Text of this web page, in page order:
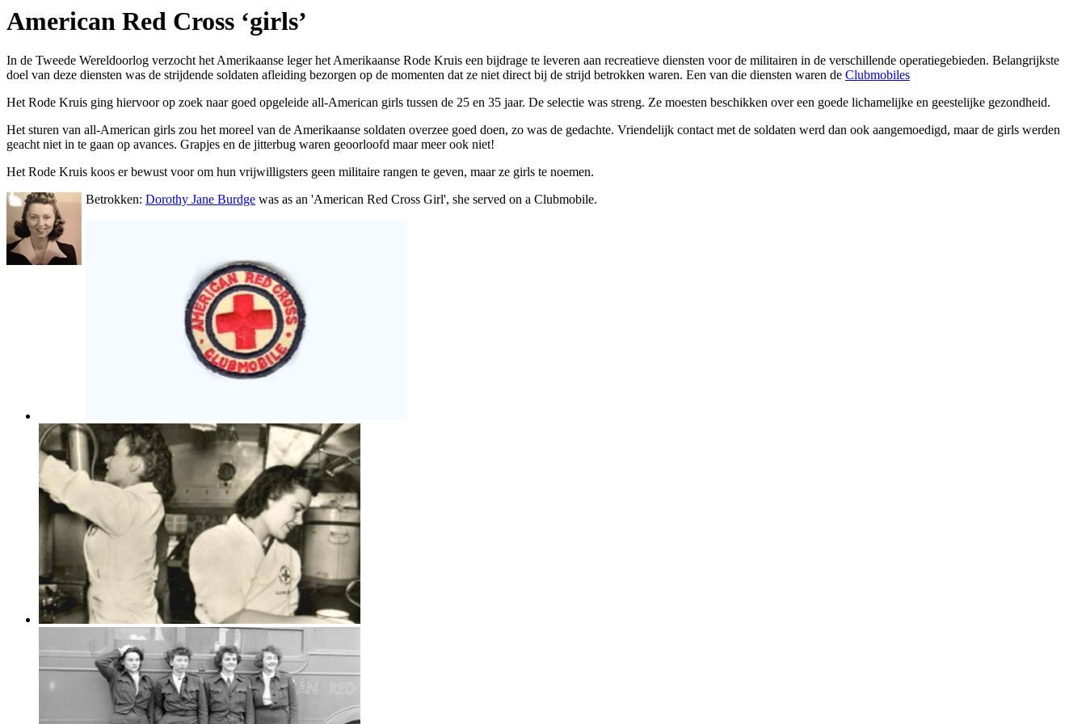
American Red Cross ‘girls’
In de Tweede Wereldoorlog verzocht het Amerikaanse leger het Amerikaanse Rode Kruis een bijdrage te leveren aan recreatieve diensten voor de militairen in de verschillende operatiegebieden. Belangrijkste
doel van deze diensten was de strijdende soldaten afleiding bezorgen op de momenten dat ze niet direct bij de strijd betrokken waren. Een van die diensten waren de Clubmobiles
Het Rode Kruis ging hiervoor op zoek naar goed opgeleide all-American girls tussen de 25 en 35 jaar. De selectie was streng. Ze moesten beschikken over een goede lichamelijke en geestelijke gezondheid.
Het sturen van all-American girls zou het moreel van de Amerikaanse soldaten overzee goed doen, zo was de gedachte. Vriendelijk contact met de soldaten werd dan ook aangemoedigd, maar de girls werden
geacht niet in te gaan op avances. Grapjes en de jitterbug waren geoorloofd maar meer ook niet!
Het Rode Kruis koos er bewust voor om hun vrijwilligsters geen militaire rangen te geven, maar ze girls te noemen.
Betrokken: Dorothy Jane Burdge was as an 'American Red Cross Girl', she served on a Clubmobile.